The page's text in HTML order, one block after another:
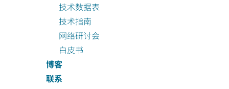
技术数据表
技术指南
网络研讨会
白皮书
博客
联系